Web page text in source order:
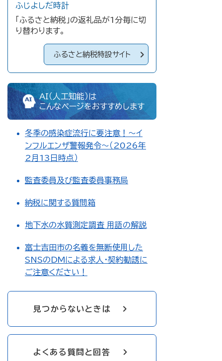
ふじよしだ時計
「ふるさと納税」の返礼品が1分毎に切
り替わります。
ふるさと納税特設サイト
AI（人工知能）は
こんなページをおすすめします
冬季の感染症流行に要注意！～イ
ンフルエンザ警報発令～（2026年
2月13日時点）
監査委員及び監査委員事務局
納税に関する質問箱
地下水の水質測定調査 用語の解説
富士吉田市の名義を無断使用した
SNSのDMによる求人・契約勧誘に
ご注意ください！
見つからないときは
よくある質問と回答